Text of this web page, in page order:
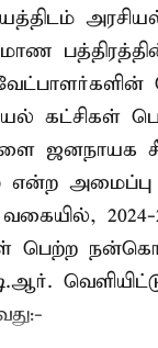
கட்சிகள்
ஜனநாயக
என்ற அமைப்பு
பெற்ற